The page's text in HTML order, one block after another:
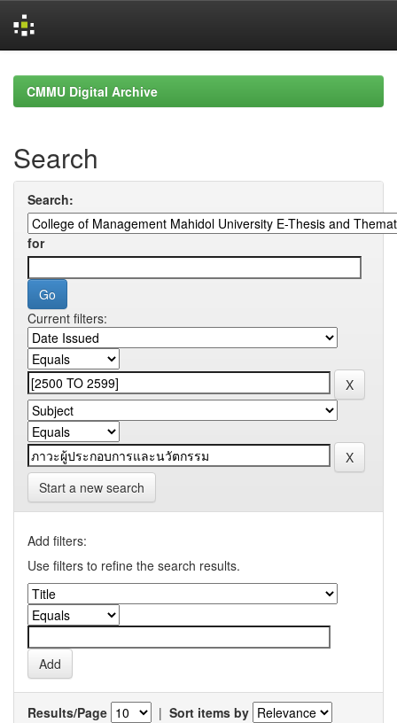
navigationCMMU Digital Archive
Search
Search:
for
Current filters:
Start a new search
Add filters:
Use filters to refine the search results.
Results/Page | Sort items by